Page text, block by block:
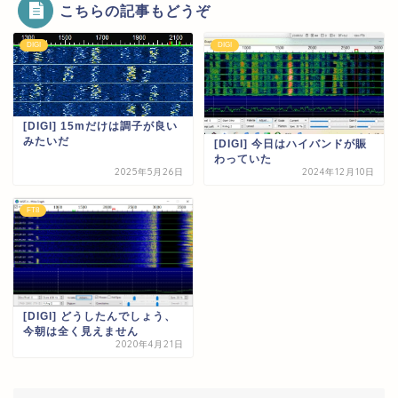
こちらの記事もどうぞ
DIGI
[DIGI] 15mだけは調子が良い
みたいだ
2025年5月26日
DIGI
[DIGI] 今日はハイバンドが賑
わっていた
2024年12月10日
FT8
[DIGI] どうしたんでしょう、
今朝は全く見えません
2020年4月21日